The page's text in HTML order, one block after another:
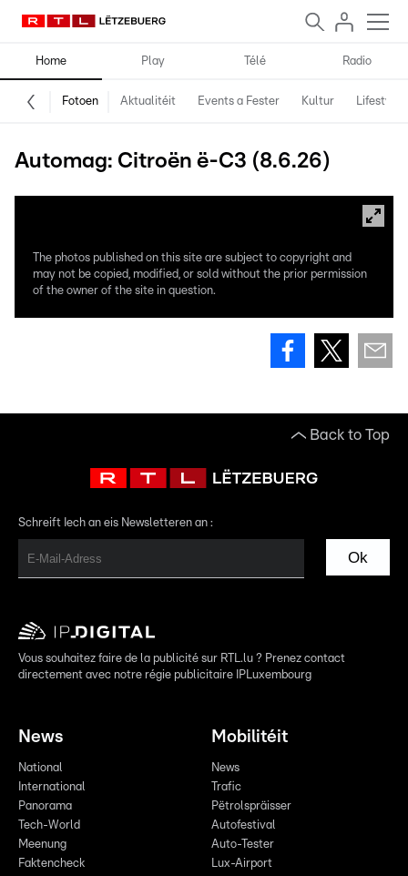
Home Play Télé Radio
Fotoen Aktualitéit Events a Fester Kultur Lifestyle
Automag: Citroën ë-C3 (8.6.26)
The photos published on this site are subject to copyright and
may not be copied, modified, or sold without the prior permission
of the owner of the site in question.
Back to Top
Schreift Iech an eis Newsletteren an :
Ok
Vous souhaitez faire de la publicité sur RTL.lu ? Prenez contact
directement avec notre régie publicitaire IPLuxembourg
News
National
International
Panorama
Tech-World
Meenung
Faktencheck
Mobilitéit
News
Trafic
Pëtrolspräisser
Autofestival
Auto-Tester
Lux-Airport